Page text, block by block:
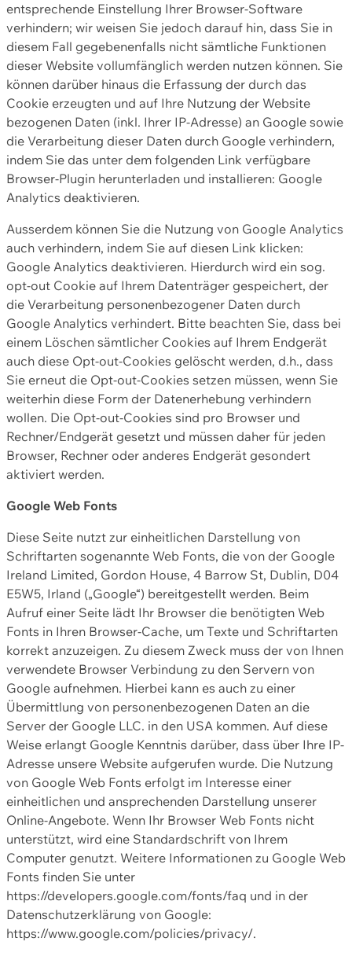
entsprechende Einstellung Ihrer Browser-Software
verhindern; wir weisen Sie jedoch darauf hin, dass Sie in
diesem Fall gegebenenfalls nicht sämtliche Funktionen
dieser Website vollumfänglich werden nutzen können. Sie
können darüber hinaus die Erfassung der durch das
Cookie erzeugten und auf Ihre Nutzung der Website
bezogenen Daten (inkl. Ihrer IP-Adresse) an Google sowie
die Verarbeitung dieser Daten durch Google verhindern,
indem Sie das unter dem folgenden Link verfügbare
Browser-Plugin herunterladen und installieren: Google
Analytics deaktivieren.
Ausserdem können Sie die Nutzung von Google Analytics
auch verhindern, indem Sie auf diesen Link klicken:
Google Analytics deaktivieren. Hierdurch wird ein sog.
opt-out Cookie auf Ihrem Datenträger gespeichert, der
die Verarbeitung personenbezogener Daten durch
Google Analytics verhindert. Bitte beachten Sie, dass bei
einem Löschen sämtlicher Cookies auf Ihrem Endgerät
auch diese Opt-out-Cookies gelöscht werden, d.h., dass
Sie erneut die Opt-out-Cookies setzen müssen, wenn Sie
weiterhin diese Form der Datenerhebung verhindern
wollen. Die Opt-out-Cookies sind pro Browser und
Rechner/Endgerät gesetzt und müssen daher für jeden
Browser, Rechner oder anderes Endgerät gesondert
aktiviert werden.
Google Web Fonts
Diese Seite nutzt zur einheitlichen Darstellung von
Schriftarten sogenannte Web Fonts, die von der Google
Ireland Limited, Gordon House, 4 Barrow St, Dublin, D04
E5W5, Irland („Google“) bereitgestellt werden. Beim
Aufruf einer Seite lädt Ihr Browser die benötigten Web
Fonts in Ihren Browser-Cache, um Texte und Schriftarten
korrekt anzuzeigen. Zu diesem Zweck muss der von Ihnen
verwendete Browser Verbindung zu den Servern von
Google aufnehmen. Hierbei kann es auch zu einer
Übermittlung von personenbezogenen Daten an die
Server der Google LLC. in den USA kommen. Auf diese
Weise erlangt Google Kenntnis darüber, dass über Ihre IP-
Adresse unsere Website aufgerufen wurde. Die Nutzung
von Google Web Fonts erfolgt im Interesse einer
einheitlichen und ansprechenden Darstellung unserer
Online-Angebote. Wenn Ihr Browser Web Fonts nicht
unterstützt, wird eine Standardschrift von Ihrem
Computer genutzt. Weitere Informationen zu Google Web
Fonts finden Sie unter
https://developers.google.com/fonts/faq und in der
Datenschutzerklärung von Google:
https://www.google.com/policies/privacy/.